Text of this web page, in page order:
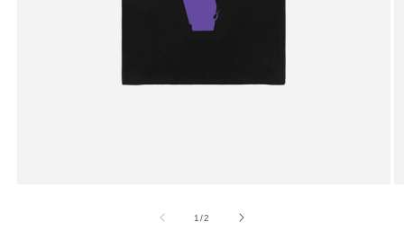
1/de
2